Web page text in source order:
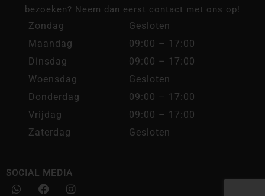
bezoeken? Neem dan eerst contact met ons op!
Zondag
Gesloten
Maandag
09:00 – 17:00
Dinsdag
09:00 – 17:00
Woensdag
Gesloten
Donderdag
09:00 – 17:00
Vrijdag
09:00 – 17:00
Zaterdag
Gesloten
SOCIAL MEDIA
W
h
F
a
I
n